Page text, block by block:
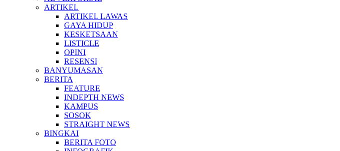
ARTIKEL
ARTIKEL LAWAS
GAYA HIDUP
KESKETSAAN
LISTICLE
OPINI
RESENSI
BANYUMASAN
BERITA
FEATURE
INDEPTH NEWS
KAMPUS
SOSOK
STRAIGHT NEWS
BINGKAI
BERITA FOTO